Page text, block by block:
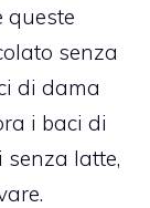
queste
senza
di dama
i baci di
senza latte,